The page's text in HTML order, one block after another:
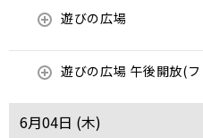
遊びの広場
遊びの広場 午後開放(
6月04日 (木)